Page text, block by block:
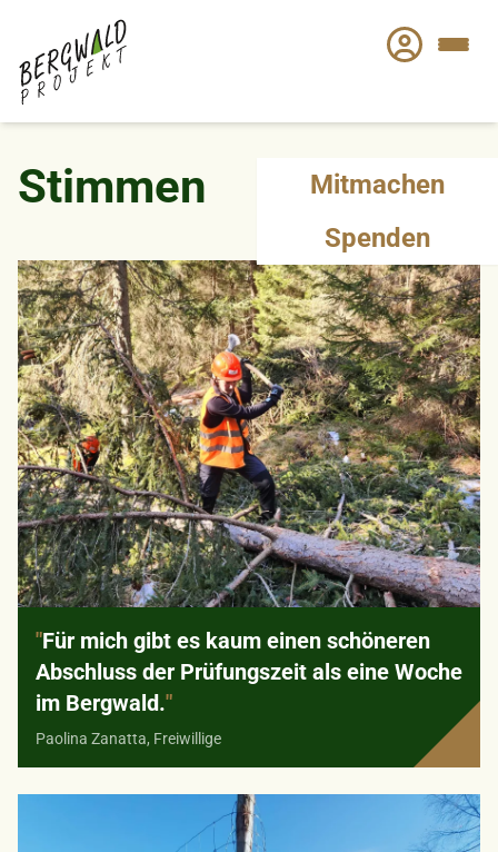
Inhalt
Stimmen
"Für mich gibt es kaum einen schöneren
Abschluss der Prüfungszeit als eine Woche
im Bergwald."
Paolina Zanatta, Freiwillige
Mitmachen
Spenden